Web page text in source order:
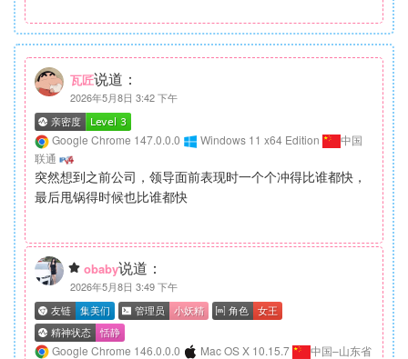
瓦匠说道：
2026年5月8日 3:42 下午
Google Chrome 147.0.0.0 Windows 11 x64 Edition
中国
联通
突然想到之前公司，领导面前表现时一个个冲得比谁都快，
最后甩锅得时候也比谁都快
obaby说道：
2026年5月8日 3:49 下午
Google Chrome 146.0.0.0 Mac OS X 10.15.7
中国–山东省